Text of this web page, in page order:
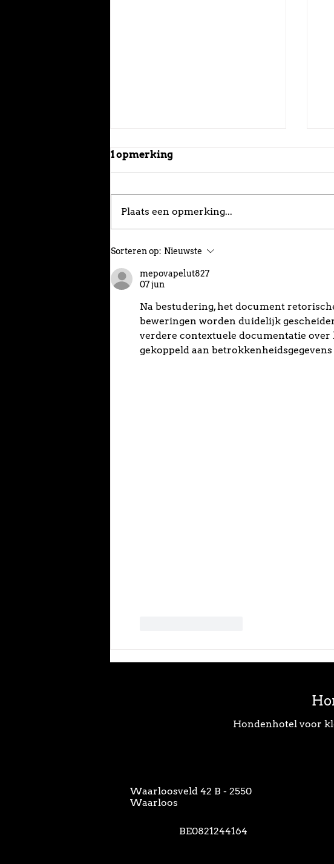
Hoe bereid je je hond voor
op een eerste verblijf in
een dierenhotel?
1 opmerking
Plaats een opmerking...
Sorteren op: Nieuwste
mepovapelut827
07 jun
Na bestudering, het document
beweringen worden duidelijk
verdere contextuele documentatie
gekoppeld aan
Hondenhotel voor
Waarloosveld 42 B - 2550
Waarloos
BE0821244164